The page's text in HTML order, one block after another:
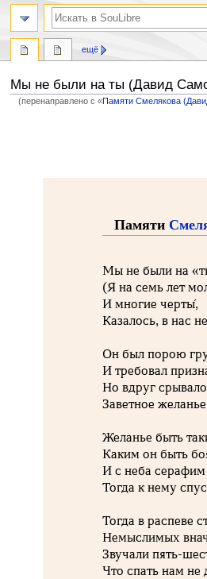
Мы не были на ты (Давид
(перенаправлено с «Памяти Смелякова
Памяти
Мы не были на
(Я на семь лет
И многие черты́,
Казалось, в нас
Он был порою
И требовал
Но вдруг
Заветное
Желанье быть
Каким он быть
И с неба серафим
Тогда к нему
Тогда в распеве
Немыслимых
Звучали пять-
Что спать нам не
ещё